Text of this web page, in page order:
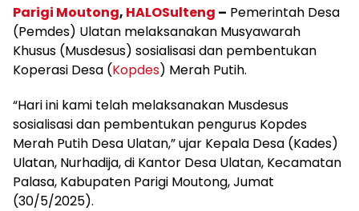
Parigi Moutong, HALOSulteng – Pemerintah Desa
(Pemdes) Ulatan melaksanakan Musyawarah
Khusus (Musdesus) sosialisasi dan pembentukan
Koperasi Desa (Kopdes) Merah Putih.
“Hari ini kami telah melaksanakan Musdesus
sosialisasi dan pembentukan pengurus Kopdes
Merah Putih Desa Ulatan,” ujar Kepala Desa (Kades)
Ulatan, Nurhadija, di Kantor Desa Ulatan, Kecamatan
Palasa, Kabupaten Parigi Moutong, Jumat
(30/5/2025).